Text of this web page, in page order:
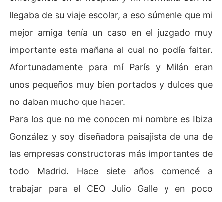
llegaba de su viaje escolar, a eso súmenle que mi
mejor amiga tenía un caso en el juzgado muy
importante esta mañana al cual no podía faltar.
Afortunadamente para mí París y Milán eran
unos pequeños muy bien portados y dulces que
no daban mucho que hacer.
Para los que no me conocen mi nombre es Ibiza
González y soy diseñadora paisajista de una de
las empresas constructoras más importantes de
todo Madrid. Hace siete años comencé a
trabajar para el CEO Julio Galle y en poco